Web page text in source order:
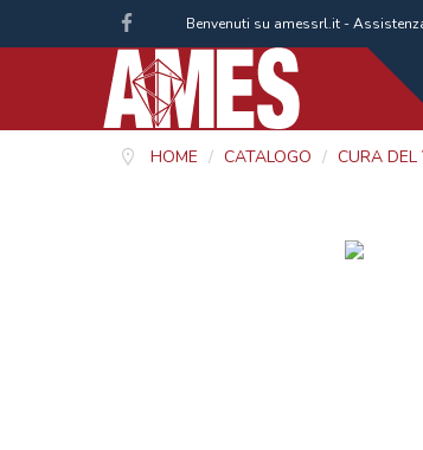
Benvenuti su amessrl.it -
HOME / CATALOGO / CURA DEL